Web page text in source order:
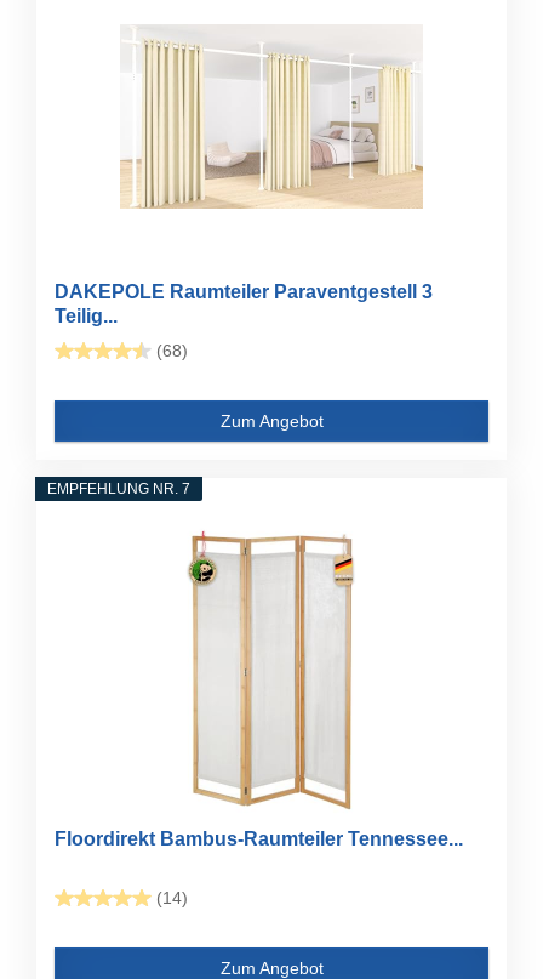
DAKEPOLE Raumteiler Paraventgestell 3
Teilig...
(68)
Zum Angebot
EMPFEHLUNG NR. 7
Floordirekt Bambus-Raumteiler Tennessee...
(14)
Zum Angebot